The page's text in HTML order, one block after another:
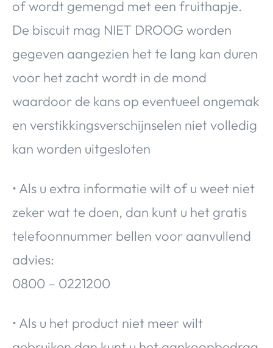
of wordt gemengd met een fruithapje.
De biscuit mag NIET DROOG worden
gegeven aangezien het te lang kan duren
voor het zacht wordt in de mond
waardoor de kans op eventueel ongemak
en verstikkingsverschijnselen niet volledig
kan worden uitgesloten
• Als u extra informatie wilt of u weet niet
zeker wat te doen, dan kunt u het gratis
telefoonnummer bellen voor aanvullend
advies:
0800 – 0221200
• Als u het product niet meer wilt